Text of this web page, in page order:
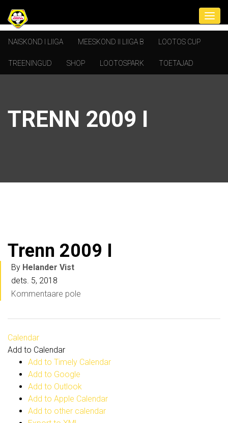
NAISKOND I LIIGA MEESKOND II LIIGA B LOOTOS CUP
TREENINGUD SHOP LOOTOSPARK TOETAJAD
TRENN 2009 I
Trenn 2009 I
By Helander Vist
dets. 5, 2018
Kommentaare pole
Calendar
Add to Calendar
Add to Timely Calendar
Add to Google
Add to Outlook
Add to Apple Calendar
Add to other calendar